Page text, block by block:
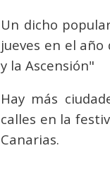
Un dicho
jueves en el año
y la Ascensión"
Hay más
calles en la
Canarias.